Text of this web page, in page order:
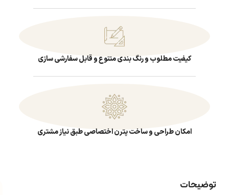
کیفیت مطلوب و رنگ بندی متنوع و قابل سفارشی سازی
امکان طراحی و ساخت پترن اختصاصی طبق نیاز مشتری
توضیحات